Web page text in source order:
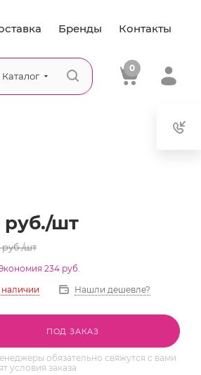
Бренды Контакты
Каталог
0
руб./шт
руб./шт
234 руб.
наличии
Нашли дешевле?
ПОД ЗАКАЗ
обязательно свяжутся с вами
условия заказа